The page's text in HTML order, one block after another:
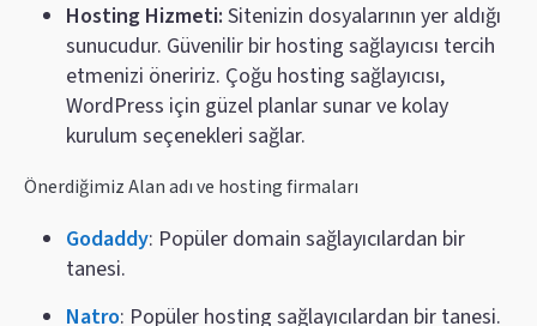
Hosting Hizmeti: Sitenizin dosyalarının yer aldığı
sunucudur. Güvenilir bir hosting sağlayıcısı tercih
etmenizi öneririz. Çoğu hosting sağlayıcısı,
WordPress için güzel planlar sunar ve kolay
kurulum seçenekleri sağlar.
Önerdiğimiz Alan adı ve hosting firmaları
Godaddy: Popüler domain sağlayıcılardan bir
tanesi.
Natro: Popüler hosting sağlayıcılardan bir tanesi.